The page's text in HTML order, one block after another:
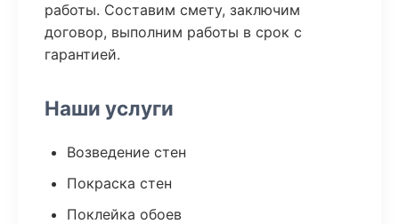
работы. Составим смету, заключим
договор, выполним работы в срок с
гарантией.
Наши услуги
Возведение стен
Покраска стен
Поклейка обоев